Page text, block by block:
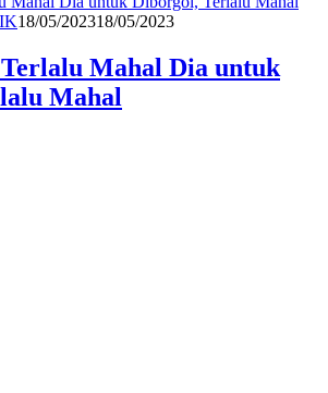
Redaksi
18/05/202318/05/2023
Mahal Dia untuk
Mahal